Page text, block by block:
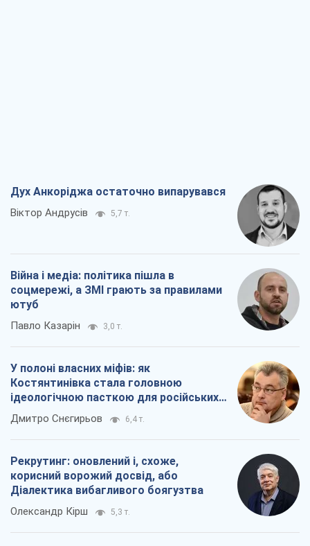
Дух Анкоріджа остаточно випарувався
Віктор Андрусів 5,7 т.
Війна і медіа: політика пішла в
соцмережі, а ЗМІ грають за правилами
ютуб
Павло Казарін 3,0 т.
У полоні власних міфів: як
Костянтинівка стала головною
ідеологічною пасткою для російських
окупантів
Дмитро Снєгирьов 6,4 т.
Рекрутинг: оновлений і, схоже,
корисний ворожий досвід, або
Діалектика вибагливого боягузтва
Олександр Кірш 5,3 т.